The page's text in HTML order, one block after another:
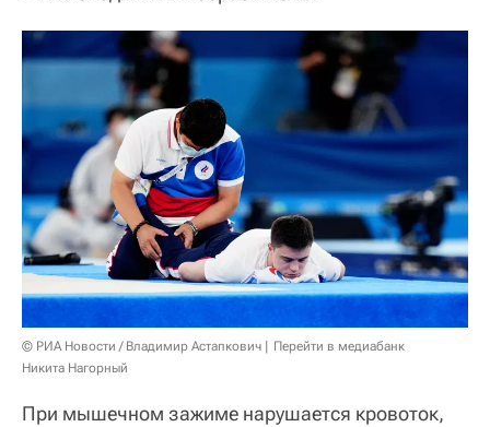
© РИА Новости / Владимир Астапкович
Перейти в медиабанк
Никита Нагорный
При мышечном зажиме нарушается кровоток,